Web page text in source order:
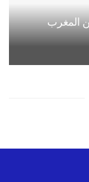
المغرب